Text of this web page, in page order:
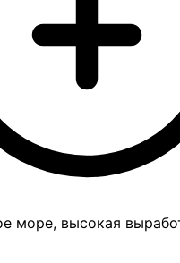
море, высокая